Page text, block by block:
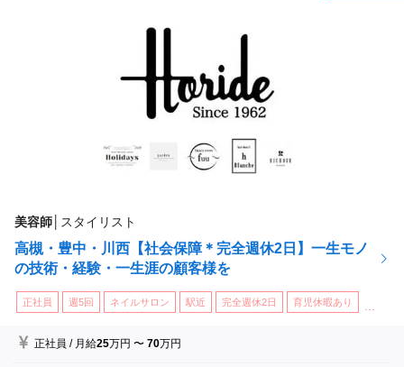
美容師 スタイリスト
高槻・豊中・川西【社会保障＊完全週休2日】一生モノ
の技術・経験・一生涯の顧客様を
正社員 週5回 ネイルサロン 駅近 完全週休2日 育児休暇あり
正社員 / 月給25万円 〜70万円